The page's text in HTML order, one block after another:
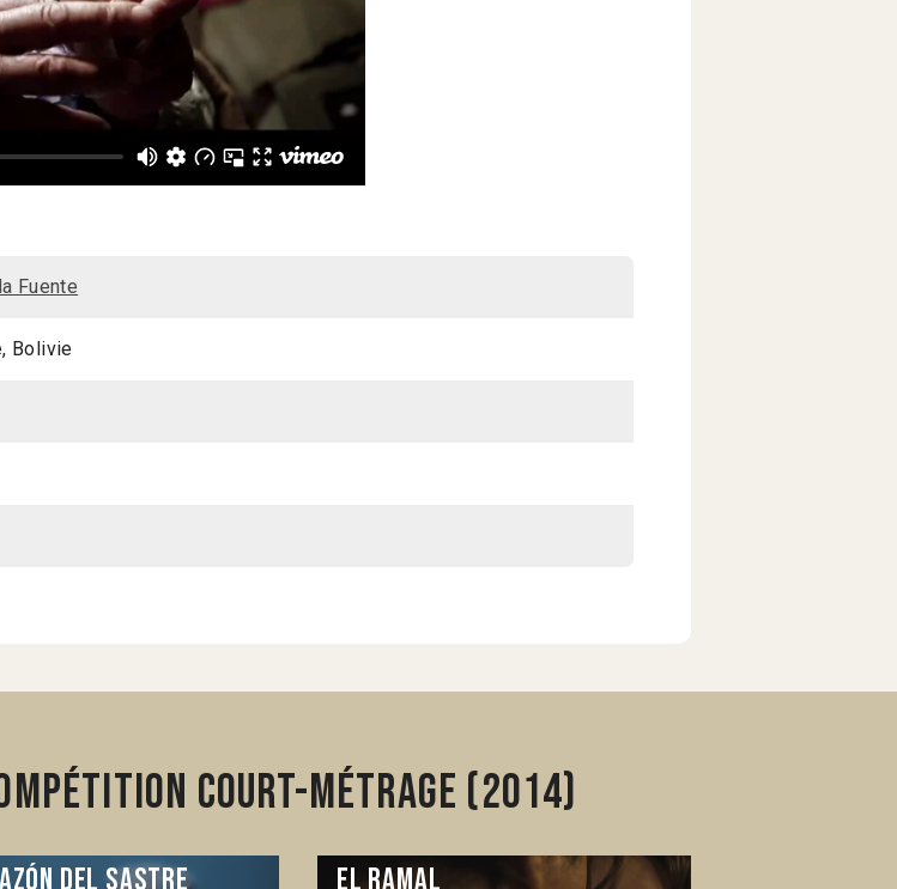
Fuente
Bolivie
Court-métrage (2014)
del sastre El Ramal